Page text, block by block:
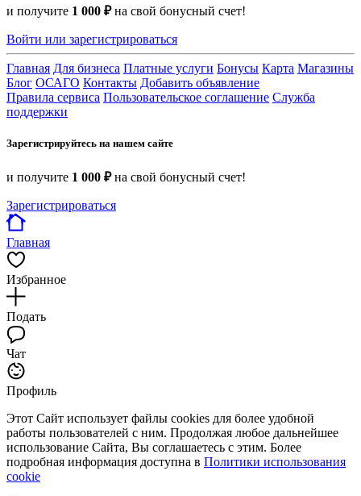
и получите 1 000 ₽на свой бонусный счет!
Войти или зарегистрироваться
Главная Для бизнеса Платные услуги Бонусы Карта Магазины
Блог ОСАГО Контакты Добавить объявление
Правила сервиса Пользовательское соглашение Служба
поддержки
Зарегистрируйтесь на нашем сайте
и получите 1 000 ₽на свой бонусный счет!
Зарегистрироваться
Главная
Избранное
Подать
Чат
Профиль
Этот Сайт использует файлы cookies для более удобной
работы пользователей с ним. Продолжая любое дальнейшее
использование Сайта, Вы соглашаетесь с этим. Более
подробная информация доступна в Политики использования
cookie